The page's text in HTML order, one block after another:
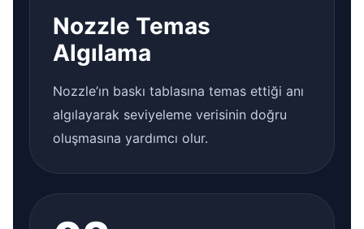
Nozzle Temas
Algılama
Nozzle’ın baskı tablasına temas ettiği anı
algılayarak seviyeleme verisinin doğru
oluşmasına yardımcı olur.